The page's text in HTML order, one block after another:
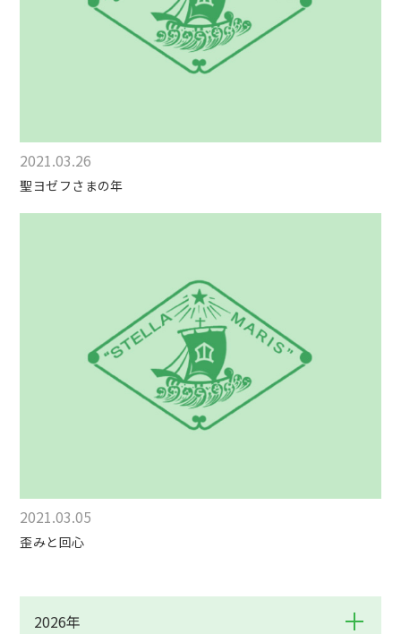
2021.03.26
聖ヨゼフさまの年
2021.03.05
歪みと回心
2026年